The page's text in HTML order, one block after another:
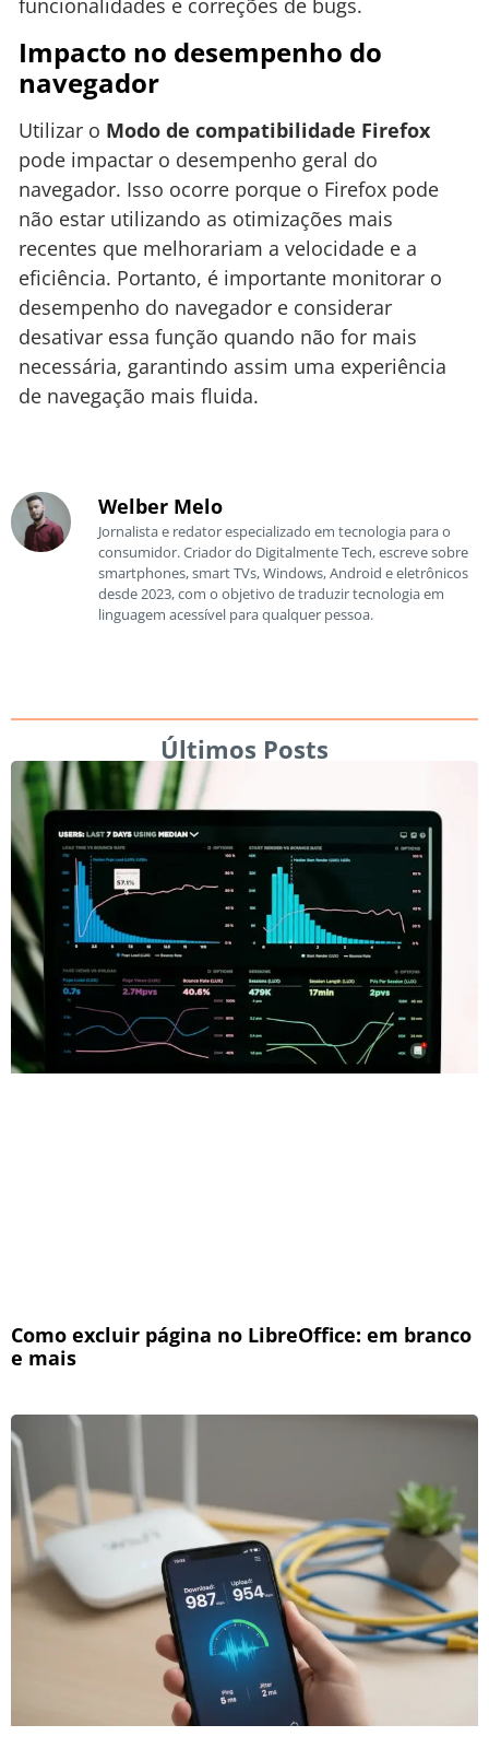
funcionalidades e correções de bugs.
Impacto no desempenho do
navegador
Utilizar o Modo de compatibilidade Firefox
pode impactar o desempenho geral do
navegador. Isso ocorre porque o Firefox pode
não estar utilizando as otimizações mais
recentes que melhorariam a velocidade e a
eficiência. Portanto, é importante monitorar o
desempenho do navegador e considerar
desativar essa função quando não for mais
necessária, garantindo assim uma experiência
de navegação mais fluida.
Welber Melo
Jornalista e redator especializado em tecnologia para o
consumidor. Criador do Digitalmente Tech, escreve sobre
smartphones, smart TVs, Windows, Android e eletrônicos
desde 2023, com o objetivo de traduzir tecnologia em
linguagem acessível para qualquer pessoa.
Últimos Posts
Como excluir página no LibreOffice: em branco
e mais